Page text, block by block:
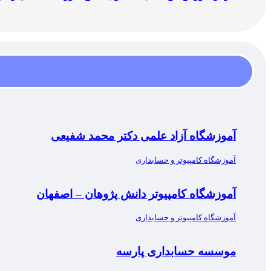
آموزشگاه آزاد علمی دکتر محمد شفیعی
آموزشگاه کامپیوتر و حسابداری
آموزشگاه کامپیوتر دانش پژوهان – اصفهان
آموزشگاه کامپیوتر و حسابداری
موسسه حسابداری پارسه